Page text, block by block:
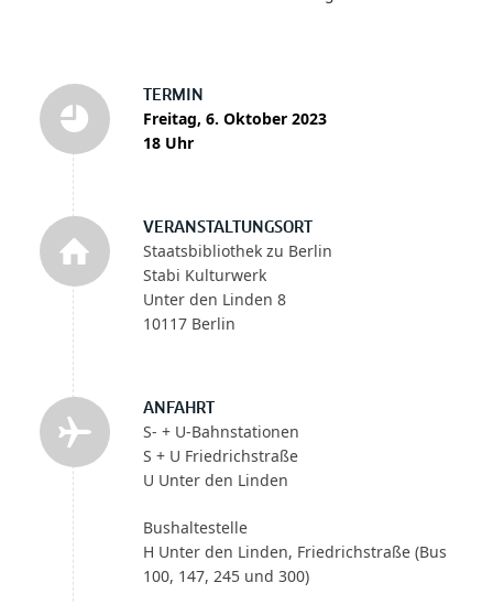
TERMIN
Freitag, 6. Oktober 2023
18 Uhr
VERANSTALTUNGSORT
Staatsbibliothek zu Berlin
Stabi Kulturwerk
Unter den Linden 8
10117 Berlin
ANFAHRT
S- + U-Bahnstationen
S + U Friedrichstraße
U Unter den Linden
Bushaltestelle
H Unter den Linden, Friedrichstraße (Bus
100, 147, 245 und 300)